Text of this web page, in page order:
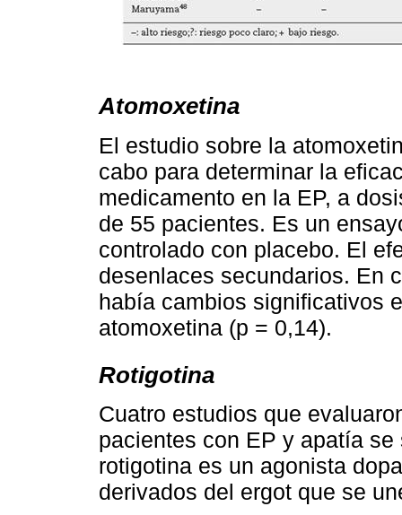
Atomoxetina
El estudio sobre la
cabo para determinar la
medicamento en la EP, a
de 55 pacientes. Es un
controlado con placebo. El
desenlaces secundarios. En
había cambios significativos
atomoxetina (p = 0,14).
Rotigotina
Cuatro estudios que
pacientes con EP y apatía
rotigotina es un agonista
derivados del ergot que se